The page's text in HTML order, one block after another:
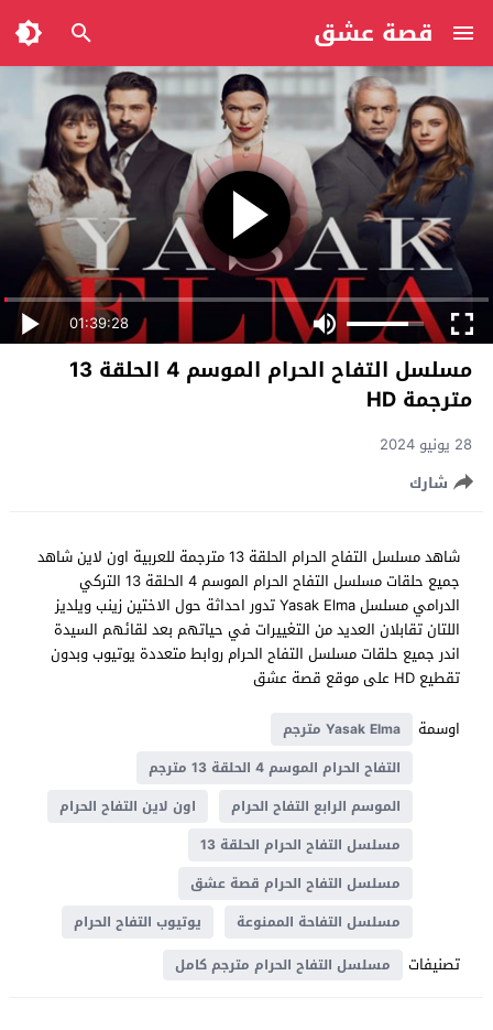
قصة عشق
01:39:28
مسلسل التفاح الحرام الموسم 4 الحلقة 13
مترجمة HD
28 يونيو 2024
شارك
شاهد مسلسل التفاح الحرام الحلقة 13 مترجمة للعربية اون لاين شاهد
جميع حلقات مسلسل التفاح الحرام الموسم 4 الحلقة 13 التركي
الدرامي مسلسل Yasak Elma تدور احداثة حول الاختين زينب ويلديز
اللتان تقابلان العديد من التغييرات في حياتهم بعد لقائهم السيدة
اندر جميع حلقات مسلسل التفاح الحرام روابط متعددة يوتيوب وبدون
تقطيع HD على موقع قصة عشق
اوسمة
Yasak Elma مترجم
التفاح الحرام الموسم 4 الحلقة 13 مترجم
الموسم الرابع التفاح الحرام
اون لاين التفاح الحرام
مسلسل التفاح الحرام الحلقة 13
مسلسل التفاح الحرام قصة عشق
مسلسل التفاحة الممنوعة
يوتيوب التفاح الحرام
تصنيفات مسلسل التفاح الحرام مترجم كامل